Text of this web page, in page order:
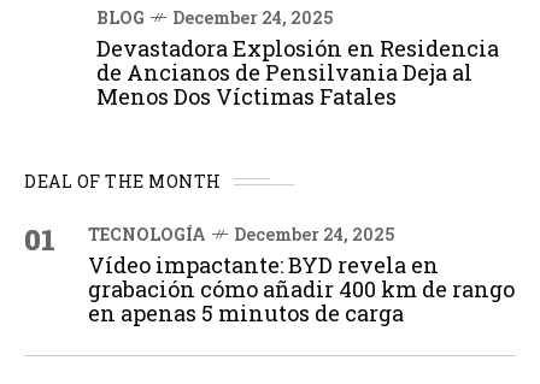
BLOG December 24, 2025
Devastadora Explosión en Residencia
de Ancianos de Pensilvania Deja al
Menos Dos Víctimas Fatales
DEAL OF THE MONTH
01 TECNOLOGÍA December 24, 2025
Vídeo impactante: BYD revela en
grabación cómo añadir 400 km de rango
en apenas 5 minutos de carga